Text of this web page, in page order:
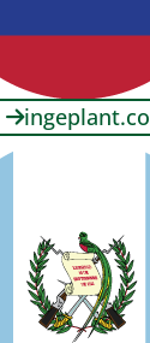
ingeplant.co